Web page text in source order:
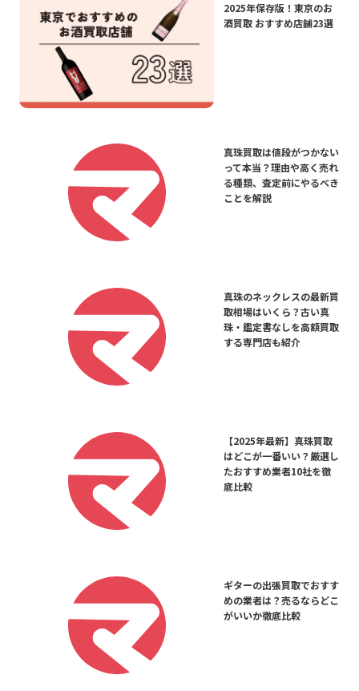
2025年保存版！東京のお
酒買取 おすすめ店舗23選
真珠買取は値段がつかない
って本当？理由や高く売れ
る種類、査定前にやるべき
ことを解説
真珠のネックレスの最新買
取相場はいくら？古い真
珠・鑑定書なしを高額買取
する専門店も紹介
【2025年最新】真珠買取
はどこが一番いい？厳選し
たおすすめ業者10社を徹
底比較
ギターの出張買取でおすす
めの業者は？売るならどこ
がいいか徹底比較